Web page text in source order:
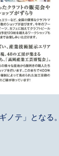
テ」となる。